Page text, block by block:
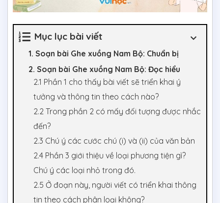
Mục lục bài viết
1. Soạn bài Ghe xuồng Nam Bộ: Chuẩn bị
2. Soạn bài Ghe xuồng Nam Bộ: Đọc hiểu
2.1 Phần 1 cho thấy bài viết sẽ triển khai ý
tưởng và thông tin theo cách nào?
2.2 Trong phần 2 có mấy đối tượng được nhắc
đến?
2.3 Chú ý các cước chú (i) và (ii) của văn bản
2.4 Phần 3 giới thiệu về loại phương tiện gì?
Chú ý các loại nhỏ trong đó.
2.5 Ở đoạn này, người viết có triển khai thông
tin theo cách phân loại không?